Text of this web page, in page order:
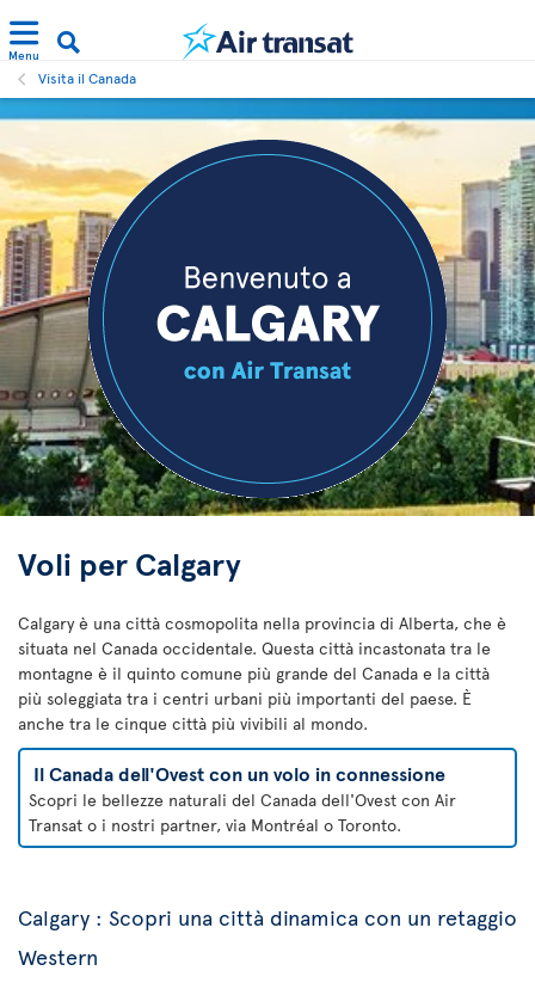
Menu
Visita il Canada
Voli per Calgary
Calgary è una città cosmopolita nella provincia di Alberta, che è
situata nel Canada occidentale. Questa città incastonata tra le
montagne è il quinto comune più grande del Canada e la città
più soleggiata tra i centri urbani più importanti del paese. È
anche tra le cinque città più vivibili al mondo.
Il Canada dell'Ovest con un volo in connessione
Scopri le bellezze naturali del Canada dell'Ovest con Air
Transat o i nostri partner, via Montréal o Toronto.
Calgary : Scopri una città dinamica con un retaggio
Western